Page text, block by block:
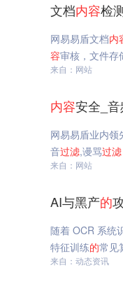
文档内容检
网易易盾文档内
容审核，文件存
来自：网站
内容安全_
网易易盾业内领
音过滤,谩骂过滤
来自：网站
AI与黑产的
随着 OCR 系统
特征训练的常见
来自：动态资讯